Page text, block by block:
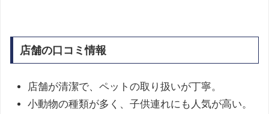
店舗の口コミ情報
店舗が清潔で、ペットの取り扱いが丁寧。
小動物の種類が多く、子供連れにも人気が高い。